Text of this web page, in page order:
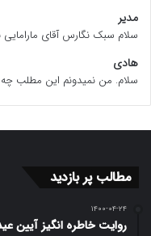
مدیر
سلام سبک نگارس آقای
هادی
سلام. من نمیدونم این مطلب
مطالب پر بازدید
۱۴۰۰-۰۴-۲۴
روایت خاطره انگیز آیین